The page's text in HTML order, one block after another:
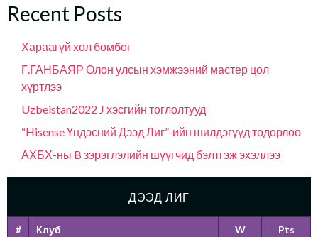
Recent Posts
Хараагүй хөл бөмбөг
Г.ГАНБАЯР Олон улсын хэмжээний мастер цол
хүртлээ
Uzbeistan2022 J хэсгийн тоглолтууд
“Hisense Үндэсний Дээд Лиг”-ийн шилдэгүүд тодорлоо
АХБХ-ны B зэрэглэлийн шүүгчид бэлтгэж эхэллээ
ДЭЭД ЛИГ
# Клуб W Pts